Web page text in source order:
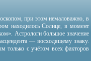
при этом немаловажно, в
находилось Солнце, в момент
Астрологи большое значение
— восходящему знаку.
только с учётом всех факторов